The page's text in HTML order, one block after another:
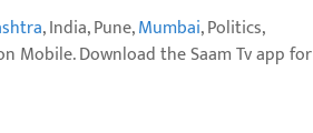
, India, Pune,Mumbai, Politics,
Mobile. Download the Saam Tv app for